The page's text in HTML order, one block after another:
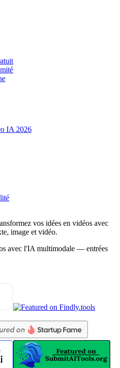
IA 2026
vos idées en vidéos avec
image et vidéo.
avec l'IA multimodale — entrées